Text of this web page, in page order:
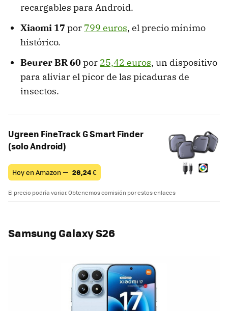
recargables para Android.
Xiaomi 17 por 799 euros, el precio mínimo
histórico.
Beurer BR 60por 25,42 euros, un dispositivo
para aliviar el picor de las picaduras de
insectos.
Ugreen FineTrack G Smart Finder
(solo Android)
Hoy en Amazon — 26,24€
El precio podría variar. Obtenemos comisión por estos enlaces
Samsung Galaxy S26